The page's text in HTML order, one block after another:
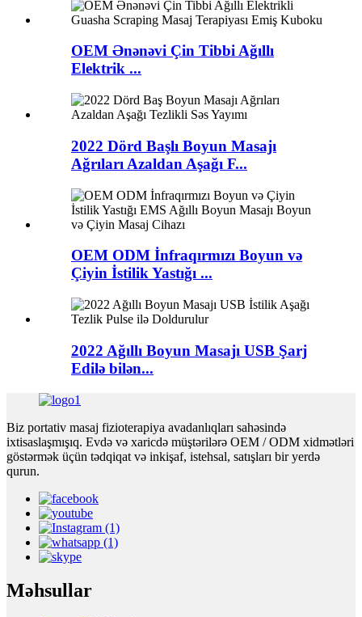
OEM Ənənəvi Çin Tibbi Ağıllı
Elektrik ...
2022 Dörd Başlı Boyun Masajı
Ağrıları Azaldan Aşağı F...
OEM ODM İnfraqırmızı Boyun və
Çiyin İstilik Yastığı ...
2022 Ağıllı Boyun Masajı USB Şarj
Edilə bilən...
Biz portativ masaj fizioterapiya avadanlıqları sahəsində
ixtisaslaşmışıq. Evdə və xaricdə müştərilərə OEM / ODM xidmətləri
göstərmək üçün tədqiqat və inkişaf, istehsal, satışları bir yerdə
qurun.
Məhsullar